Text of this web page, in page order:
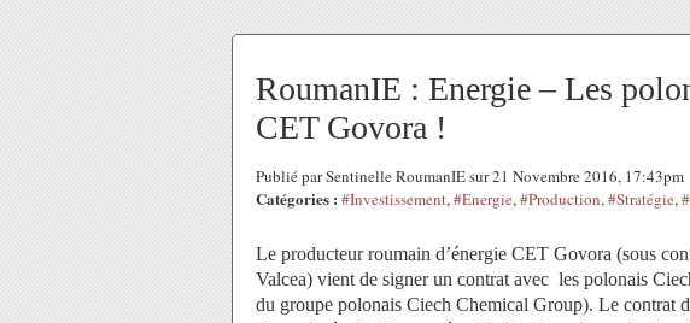
RoumanIE : Energie – Les
CET Govora !
Publié par Sentinelle RoumanIE sur 21 Novembre 2016, 17:43pm
Catégories : #Investissement,#Energie,#Production,#Stratégie,
Le producteur roumain d’énergie CET Govora (sous
Valcea) vient de signer un contrat avec les polonais
du groupe polonais Ciech Chemical Group). Le contrat